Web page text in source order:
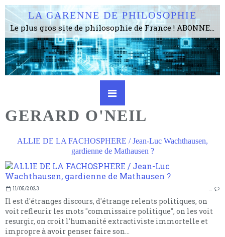
LA GARENNE DE PHILOSOPHIE
Le plus gros site de philosophie de France ! ABONNEZ-VOUS ! 4115 Articles, 1634 abonné·e·s, depuis 2006 . . . . . . . . 2 852 214 pages vues jusqu'à présent. Prestance et être apte à un plus grand nombre de choses.
GERARD O'NEIL
ALLIE DE LA FACHOSPHERE / Jean-Luc Wachthausen,
gardienne de Mathausen ?
11/05/2023 …
Il est d'étranges discours, d'étrange relents politiques, on
voit refleurir les mots "commissaire politique", on les voit
resurgir, on croit l'humanité extractiviste immortelle et
impropre à avoir penser faire son...